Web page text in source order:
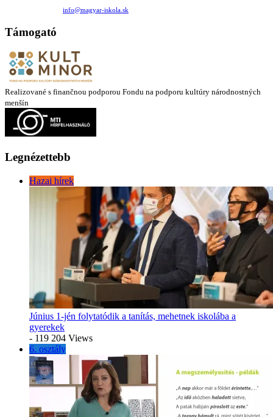
info@magyar-iskola.sk
Támogató
Realizované s finančnou podporou Fondu na podporu kultúry národnostných
menšín
Legnézettebb
Hazai hírek
Június 1-jén folytatódik a tanítás, mehetnek iskolába a
gyerekek
- 119 204 Views
6. osztály